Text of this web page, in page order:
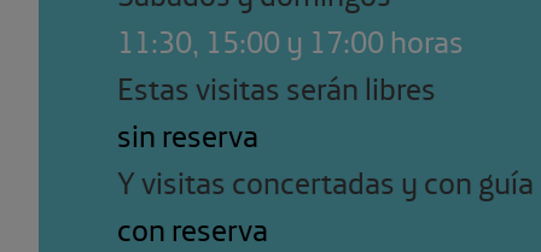
11:30, 15:00 y 17:00 horas
Estas visitas serán libres
sin reserva
Y visitas concertadas y con
con reserva